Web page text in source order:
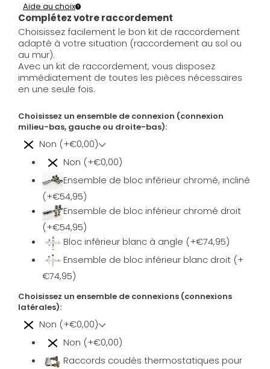
Complétez votre raccordement
Aide au choix
Choisissez facilement le bon kit de raccordement
adapté à votre situation (raccordement au sol ou
au mur).
Avec un kit de raccordement, vous disposez
immédiatement de toutes les pièces nécessaires
en une seule fois.
Choisissez un ensemble de connexion (connexion
milieu-bas, gauche ou droite-bas):
Non (+€0,00)
Non (+€0,00)
Ensemble de bloc inférieur chromé, incliné
(+€54,95)
Ensemble de bloc inférieur chromé droit
(+€54,95)
Bloc inférieur blanc à angle (+€74,95)
Ensemble de bloc inférieur blanc droit (+
€74,95)
Choisissez un ensemble de connexions (connexions
latérales):
Non (+€0,00)
Non (+€0,00)
Raccords coudés thermostatiques pour